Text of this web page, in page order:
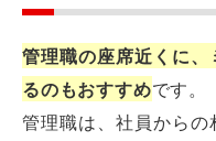
管理職の座席近くに
るのもおすすめです。
管理職は、社員から